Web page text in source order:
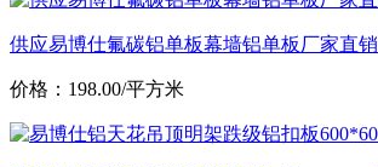
供应易博仕氟碳铝单板幕墙铝单板厂家直销
价格：198.00/平方米